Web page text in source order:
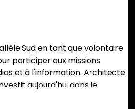
Sud en tant que volontaire
participer aux missions
et à l'information. Architecte
aujourd'hui dans le